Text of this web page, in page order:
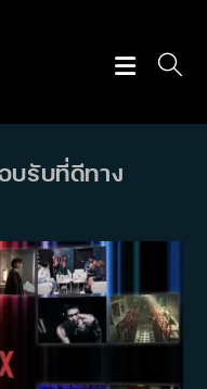
บรับที่ดีทาง